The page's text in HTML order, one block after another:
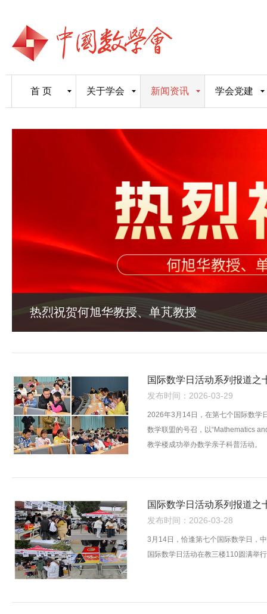
首 页 关于学会 新闻资讯 学会党建
热烈祝贺何旭华教授、单芃教授
发布时间：2026-03-29
2026年3月14日，在第七个国际数学
数学联盟的号召，以“Mathematics
教学楼成功举办数学亲子科普活动。
发布时间：2026-03-28
3月14日，恰逢第七个国际数学日，
国际数学日活动在教三楼110圆满举